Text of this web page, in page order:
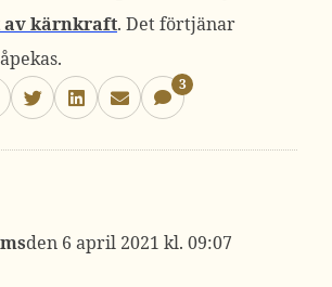
av kärnkraft. Det förtjänar
3
6 april 2021 kl. 09:07